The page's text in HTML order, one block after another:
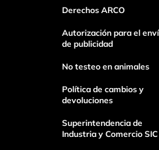
Derechos ARCO
Autorización para el
de publicidad
No testeo en animales
Política de cambios y
devoluciones
Superintendencia de
Industria y Comercio SIC